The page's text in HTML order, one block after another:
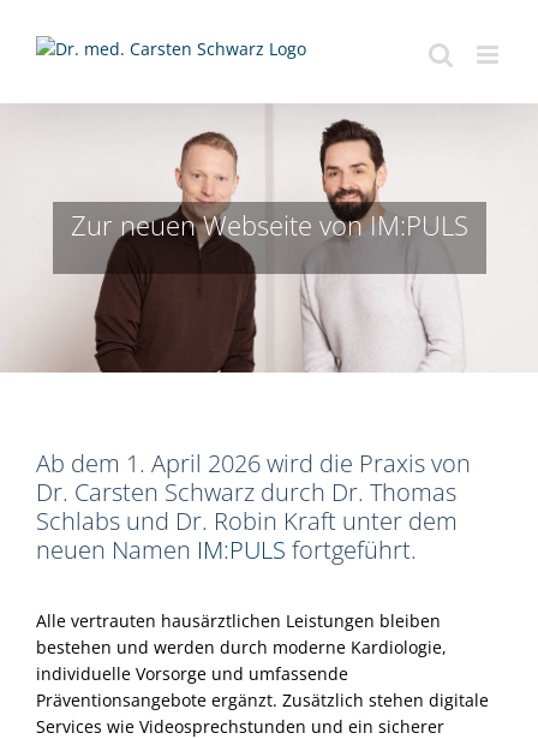
Inhalt
Zur neuen Webseite von IM:PULS
Ab dem 1. April 2026 wird die Praxis von
Dr. Carsten Schwarz durch Dr. Thomas
Schlabs und Dr. Robin Kraft unter dem
neuen Namen IM:PULS fortgeführt.
Alle vertrauten hausärztlichen Leistungen bleiben
bestehen und werden durch moderne Kardiologie,
individuelle Vorsorge und umfassende
Präventionsangebote ergänzt. Zusätzlich stehen digitale
Services wie Videosprechstunden und ein sicherer